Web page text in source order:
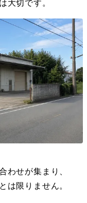
大切です。
わせが集まり、
は限りません。